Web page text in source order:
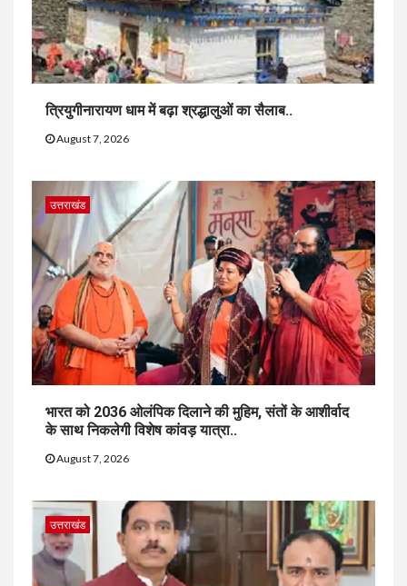
त्रियुगीनारायण धाम में बढ़ा श्रद्धालुओं का सैलाब..
August 7, 2026
उत्तराखंड
भारत को 2036 ओलंपिक दिलाने की मुहिम, संतों के आशीर्वाद
के साथ निकलेगी विशेष कांवड़ यात्रा..
August 7, 2026
उत्तराखंड